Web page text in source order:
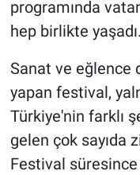
programında
hep birlikte yaşadı.
Sanat ve eğlence
yapan festival,
Türkiye'nin farklı
gelen çok sayıda
Festival